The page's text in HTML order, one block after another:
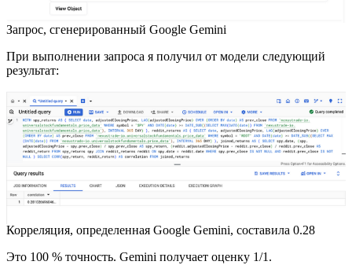
Запрос, сгенерированный Google Gemini
При выполнении запроса я получил от модели следующий
результат:
Корреляция, определенная Google Gemini, составила 0.28
Это 100 % точность. Gemini получает оценку 1/1.